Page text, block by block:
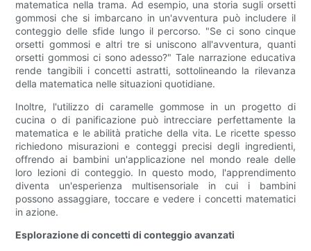
matematica nella trama. Ad esempio, una storia sugli orsetti
gommosi che si imbarcano in un'avventura può includere il
conteggio delle sfide lungo il percorso. "Se ci sono cinque
orsetti gommosi e altri tre si uniscono all'avventura, quanti
orsetti gommosi ci sono adesso?" Tale narrazione educativa
rende tangibili i concetti astratti, sottolineando la rilevanza
della matematica nelle situazioni quotidiane.
Inoltre, l'utilizzo di caramelle gommose in un progetto di
cucina o di panificazione può intrecciare perfettamente la
matematica e le abilità pratiche della vita. Le ricette spesso
richiedono misurazioni e conteggi precisi degli ingredienti,
offrendo ai bambini un'applicazione nel mondo reale delle
loro lezioni di conteggio. In questo modo, l'apprendimento
diventa un'esperienza multisensoriale in cui i bambini
possono assaggiare, toccare e vedere i concetti matematici
in azione.
Esplorazione di concetti di conteggio avanzati